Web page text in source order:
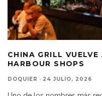
CHINA GRILL
HARBOUR SHOPS
DOQUIER · 24 JULIO, 2026